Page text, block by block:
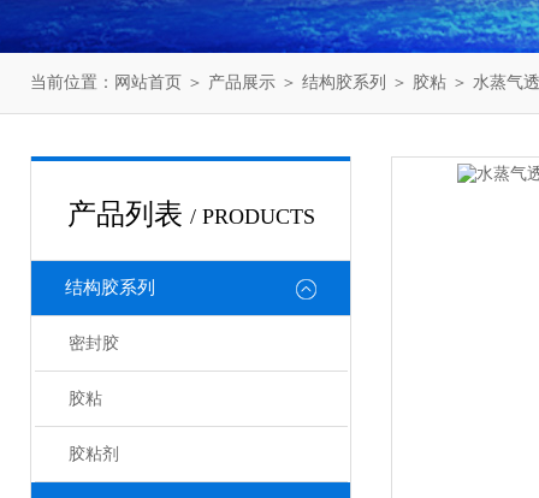
当前位置： 网站首页 ＞ 产品展示 ＞ 结构胶系列 ＞ 胶粘 ＞ 水蒸气
产品列表 / PRODUCTS
结构胶系列
密封胶
胶粘
胶粘剂